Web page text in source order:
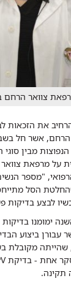
צוואר
את הזכאות
הרחם, אשר חל
מבין
על מרפאת
הרפואי, "מספר
הסל
לבצע בדיקות
ימומנו בדיקות
65-55, אחת ל-5 שנים,